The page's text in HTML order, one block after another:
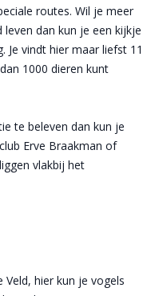
routes. Wil je meer
dan kun je een kijkje
vindt hier maar liefst 11
1000 dieren kunt
te beleven dan kun je
Erve Braakman of
vlakbij het
hier kun je vogels